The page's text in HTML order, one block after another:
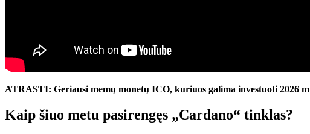
ATRASTI: Geriausi memų monetų ICO, kuriuos galima investuoti 2026 m
Kaip šiuo metu pasirengęs „Cardano“ tinklas?